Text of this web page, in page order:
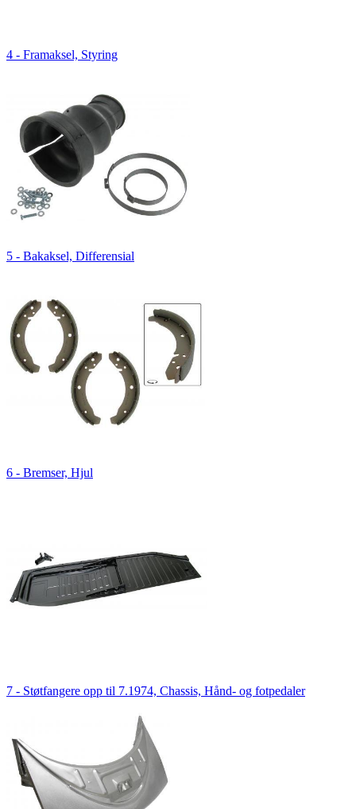
4 - Framaksel, Styring
5 - Bakaksel, Differensial
6 - Bremser, Hjul
7 - Støtfangere opp til 7.1974, Chassis, Hånd- og fotpedaler